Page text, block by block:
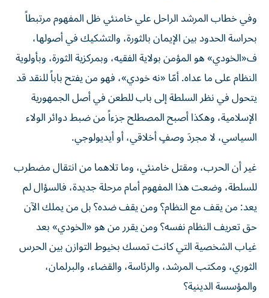
وفي خطاب المرشد الراحل علي خامنئي ظل المفهوم مرتبطاً
بحراسة الحدود بين الإيمان بالثورة، والتشكيك في أصولها،
ف«الخودي» هو المؤمن بولاية الفقيه، وبمركزية الثورة، وبأولوية
النظام على ما عداه. أمّا «نه خودي»، فهو من يفتح باباً للنقد قد
يتحول في نظر السلطة إلى باب للطعن في أصل الجمهورية
الإسلامية، وهكذا أصبح المصطلح جزءاً من ضبط دوائر الولاء
السياسي، لا مجردَ وصفٍ أخلاقي، أو أيديولوجي.
غير أن الحرب، ومقتل خامنئي، وما تلاهما من انتقال مضطرب
للسلطة، وضعت هذا المفهوم أمام مرحلة جديدة، فالسؤال لم
يعد: من يقف مع النظام؟ ومن يقف ضده؟ بل من يملك الآن
حق تعريف النظام نفسه؟ ومن يقرر من هو «الخودي» بعد
غياب الشخصية التي كانت تمسك بخيوط التوازن بين الحرس
الثوري، ومكتب المرشد، والرئاسة، والقضاء، والبرلمان،
والمؤسسة الدينية؟